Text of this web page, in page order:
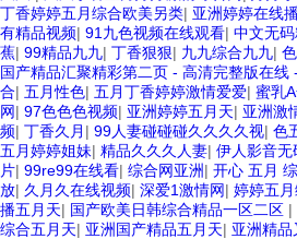
丁香婷婷五月综合欧美另类| 亚洲婷婷在线
有精品视频| 91九色视频在线观看| 中文无
蕉| 99精品九九| 丁香狠狠| 九九综合九九|
国产精品汇聚精彩第二页 - 高清完整版在线
合| 五月性色| 五月丁香婷婷激情爱爱| 蜜乳
网| 97色色色视频| 亚洲婷婷五月天| 亚洲激
频| 丁香久月 | 99人妻碰碰碰久久久久视| 色
五月婷婷姐妹| 精品久久久人妻| 伊人影音无
片| 99re99在线看| 综合网亚洲| 开心 五月
放| 久月久在线视频| 深爱1激情网| 婷婷五
播五月天| 国产欧美日韩综合精品一区二区 |
综合五月天| 亚洲国产精品五月天| 亚洲精